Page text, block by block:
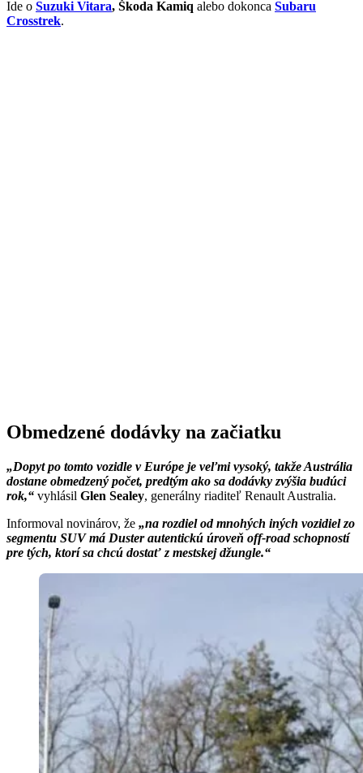
Ide o Suzuki Vitara, Škoda Kamiq alebo dokonca Subaru
Crosstrek.
Obmedzené dodávky na začiatku
„Dopyt po tomto vozidle v Európe je veľmi vysoký, takže Austrália
dostane obmedzený počet, predtým ako sa dodávky zvýšia budúci
rok,“ vyhlásil Glen Sealey, generálny riaditeľ Renault Australia.
Informoval novinárov, že „na rozdiel od mnohých iných vozidiel zo
segmentu SUV má Duster autentickú úroveň off-road schopností
pre tých, ktorí sa chcú dostať z mestskej džungle.“